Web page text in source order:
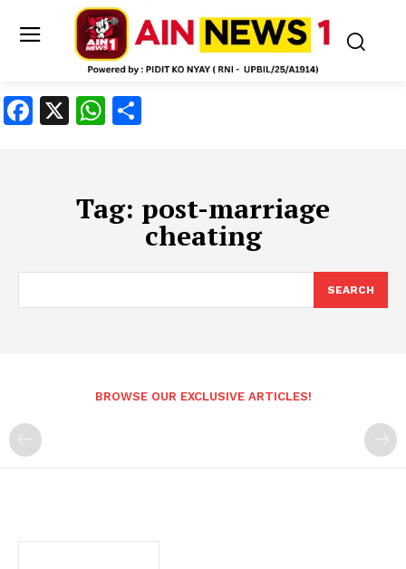
Facebook
X WhatsApp
Tag: post-marriage
cheating
SEARCH
BROWSE OUR EXCLUSIVE ARTICLES!